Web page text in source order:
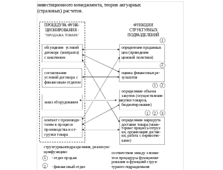
инвестиционного менеджмента, теория актуарных
(страховых) расчетов.
ПРОЦЕДУРА ФУНК- ФУНКЦИИ
ЦИОНИРОВАНИЯ - СТРУКТУРНЫХ
"ПРОДАЖА ТОВАРА" ПОДРАЗДЕЛЕНИЙ
1
обсуждение условий
договора (контракта)
с заказчиком
определение продажных
цен (проведение
ценовой политики)
2
согласование
оценка финансовых ре-
условий договора с
зультатов
финансовым отделом
1 2
определение объема
закупок (осуществление
заказ оборудования
закупки товаров,
бюджетирование)
1 2 3
контакт с производи-
определение маршрута
телем в процессе
доставки товара (мони-
производства и от- торинг процесса отгруз-
ки, организация достав-
грузки товара ки, работа с перевозчи-
ками)
структурныеподразделения, реализую-
щиефункцию:
соответствие между элемен-
- отдел продаж
1 том процедуры функциони-
2 - финансовый отдел
рования и функцией струк-
турного подразделения: